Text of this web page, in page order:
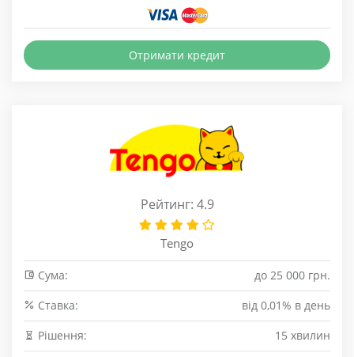
Отримати кредит
Рейтинг: 4.9
Tengo
Сума:
до 25 000 грн.
Cтавка:
від 0,01% в день
Рішення:
15 хвилин